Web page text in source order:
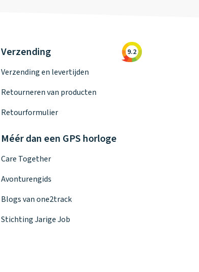
Verzending
Verzending en levertijden
Retourneren van producten
Retourformulier
Méér dan een GPS horloge
Care Together
Avonturengids
Blogs van one2track
Stichting Jarige Job
9.2